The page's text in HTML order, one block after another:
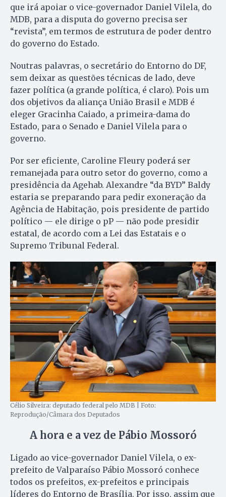
que irá apoiar o vice-governador Daniel Vilela, do
MDB, para a disputa do governo precisa ser
“revista”, em termos de estrutura de poder dentro
do governo do Estado.
Noutras palavras, o secretário do Entorno do DF,
sem deixar as questões técnicas de lado, deve
fazer política (a grande política, é claro). Pois um
dos objetivos da aliança União Brasil e MDB é
eleger Gracinha Caiado, a primeira-dama do
Estado, para o Senado e Daniel Vilela para o
governo.
Por ser eficiente, Caroline Fleury poderá ser
remanejada para outro setor do governo, como a
presidência da Agehab. Alexandre “da BYD” Baldy
estaria se preparando para pedir exoneração da
Agência de Habitação, pois presidente de partido
político — ele dirige o pP — não pode presidir
estatal, de acordo com a Lei das Estatais e o
Supremo Tribunal Federal.
Célio Silveira: deputado federal pelo MDB | Foto:
Reprodução/Câmara dos Deputados
A hora e a vez de Pábio Mossoró
Ligado ao vice-governador Daniel Vilela, o ex-
prefeito de Valparaíso Pábio Mossoró conhece
todos os prefeitos, ex-prefeitos e principais
líderes do Entorno de Brasília. Por isso, assim que